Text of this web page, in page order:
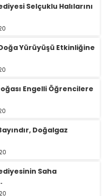
Selçuklu Halılarını
Yürüyüşü Etkinliğine
Engelli Öğrencilere
Doğalgaz
Saha